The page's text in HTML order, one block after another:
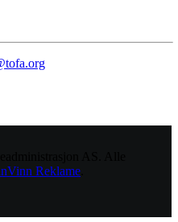
Reklame